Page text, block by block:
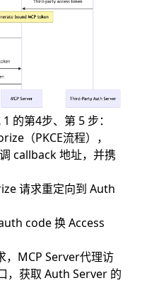
的第4步、第 5 步：
（PKCE流程），
callback 地址，并携
请求重定向到 Auth
code 换 Access
MCP Server代理访
，获取 Auth Server 的